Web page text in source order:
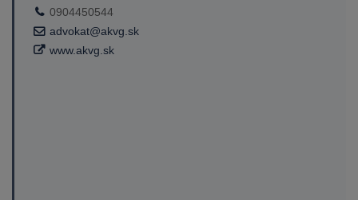
0904450544
advokat@akvg.sk
www.akvg.sk